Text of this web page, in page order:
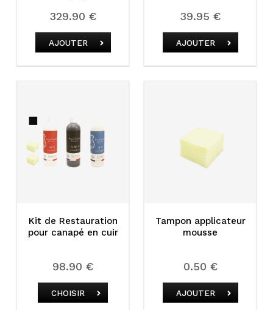
329.90 €
AJOUTER
39.95 €
AJOUTER
Kit de Restauration
pour canapé en cuir
98.90 €
CHOISIR
Tampon applicateur
mousse
0.50 €
AJOUTER